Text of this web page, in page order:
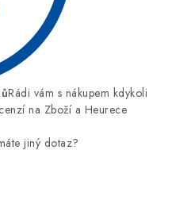
Rádi vám s nákupem kdykoli
na Zboží a Heurece
jiný dotaz?